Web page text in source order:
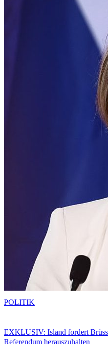
EXKLUSIV: Island fordert
Referendum herauszuhalten
POLITIK